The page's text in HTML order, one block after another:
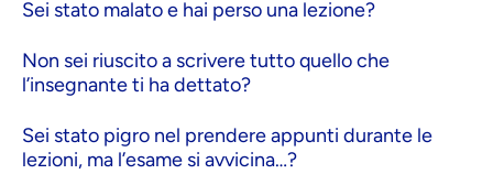
Sei stato malato e hai perso una lezione?
Non sei riuscito a scrivere tutto quello che
l’insegnante ti ha dettato?
Sei stato pigro nel prendere appunti durante le
lezioni, ma l’esame si avvicina…?